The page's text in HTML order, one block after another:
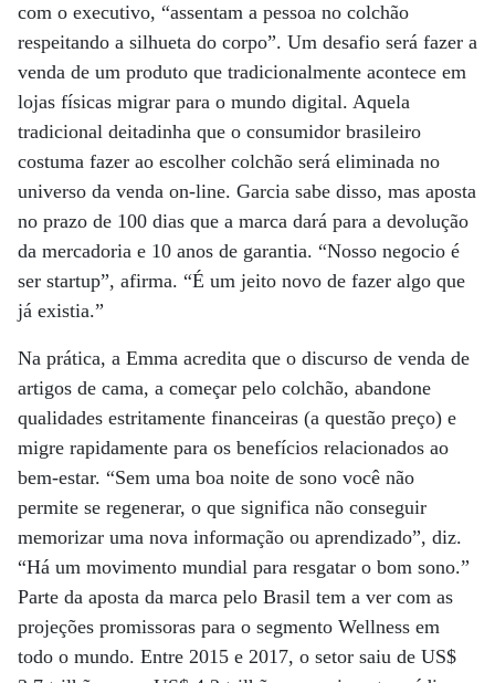
com o executivo, “assentam a pessoa no colchão
respeitando a silhueta do corpo”. Um desafio será fazer a
venda de um produto que tradicionalmente acontece em
lojas físicas migrar para o mundo digital. Aquela
tradicional deitadinha que o consumidor brasileiro
costuma fazer ao escolher colchão será eliminada no
universo da venda on-line. Garcia sabe disso, mas aposta
no prazo de 100 dias que a marca dará para a devolução
da mercadoria e 10 anos de garantia. “Nosso negocio é
ser startup”, afirma. “É um jeito novo de fazer algo que
já existia.”
Na prática, a Emma acredita que o discurso de venda de
artigos de cama, a começar pelo colchão, abandone
qualidades estritamente financeiras (a questão preço) e
migre rapidamente para os benefícios relacionados ao
bem-estar. “Sem uma boa noite de sono você não
permite se regenerar, o que significa não conseguir
memorizar uma nova informação ou aprendizado”, diz.
“Há um movimento mundial para resgatar o bom sono.”
Parte da aposta da marca pelo Brasil tem a ver com as
projeções promissoras para o segmento Wellness em
todo o mundo. Entre 2015 e 2017, o setor saiu de US$